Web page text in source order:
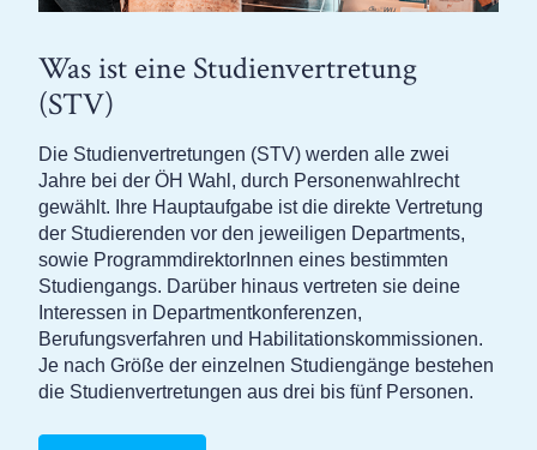
Was ist eine Studienvertretung
(STV)
Die Studienvertretungen (STV) werden alle zwei
Jahre bei der ÖH Wahl, durch Personenwahlrecht
gewählt. Ihre Hauptaufgabe ist die direkte Vertretung
der Studierenden vor den jeweiligen Departments,
sowie ProgrammdirektorInnen eines bestimmten
Studiengangs. Darüber hinaus vertreten sie deine
Interessen in Departmentkonferenzen,
Berufungsverfahren und Habilitationskommissionen.
Je nach Größe der einzelnen Studiengänge bestehen
die Studienvertretungen aus drei bis fünf Personen.